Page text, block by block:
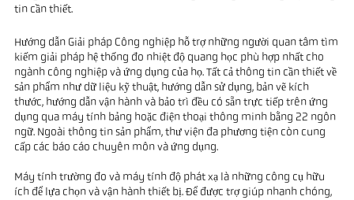
tin cần thiết.
Hướng dẫn Giải pháp Công nghiệp hỗ trợ những người quan tâm tìm
kiếm giải pháp hệ thống đo nhiệt độ quang học phù hợp nhất cho
ngành công nghiệp và ứng dụng của họ. Tất cả thông tin cần thiết về
sản phẩm như dữ liệu kỹ thuật, hướng dẫn sử dụng, bản vẽ kích
thước, hướng dẫn vận hành và bảo trì đều có sẵn trực tiếp trên ứng
dụng qua máy tính bảng hoặc điện thoại thông minh bằng 22 ngôn
ngữ. Ngoài thông tin sản phẩm, thư viện đa phương tiện còn cung
cấp các báo cáo chuyên môn và ứng dụng.
Máy tính trường đo và máy tính độ phát xạ là những công cụ hữu
ích để lựa chọn và vận hành thiết bị. Để được trợ giúp nhanh chóng,